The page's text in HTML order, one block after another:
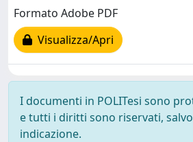
Formato Adobe PDF
Visualizza/Apri
I documenti in POLITesi sono
e tutti i diritti sono riservati,
indicazione.